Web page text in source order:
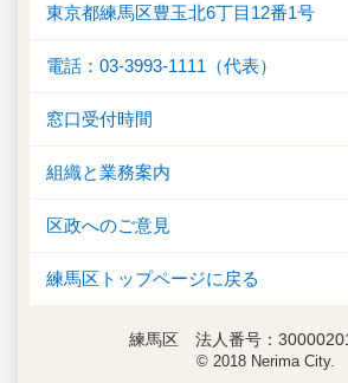
東京都練馬区豊玉北6丁目12番1号
電話：03-3993-1111（代表）
窓口受付時間
組織と業務案内
区政へのご意見
練馬区トップページに戻る
練馬区 法人番号：
© 2018 Nerima City.